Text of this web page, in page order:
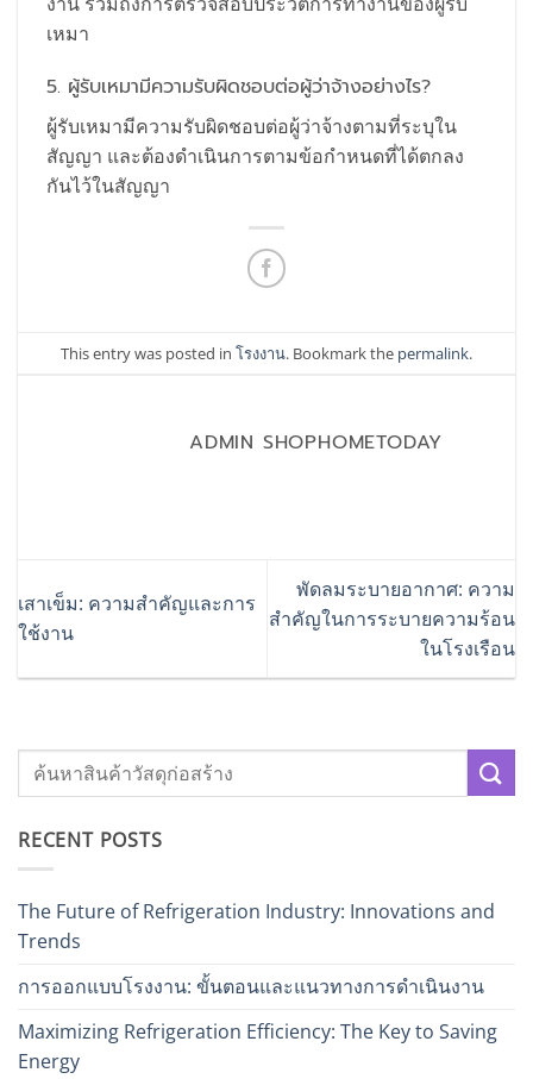
เหมา
5. ผู้รับเหมามีความรับผิดชอบต่อผู้ว่าจ้างอย่างไร?
ผู้รับเหมามีความรับผิดชอบต่อผู้ว่าจ้างตามที่ระบุใน
สัญญา และต้องดำเนินการตามข้อกำหนดที่ได้ตกลง
กันไว้ในสัญญา
This entry was posted in โรงงาน. Bookmark the permalink.
ADMIN SHOPHOMETODAY
เสาเข็ม: ความสำคัญและการ
ใช้งาน
พัดลมระบายอากาศ: ความ
สำคัญในการระบายความร้อน
ในโรงเรือน
RECENT POSTS
The Future of Refrigeration Industry: Innovations and
Trends
การออกแบบโรงงาน: ขั้นตอนและแนวทางการดำเนินงาน
Maximizing Refrigeration Efficiency: The Key to Saving
Energy